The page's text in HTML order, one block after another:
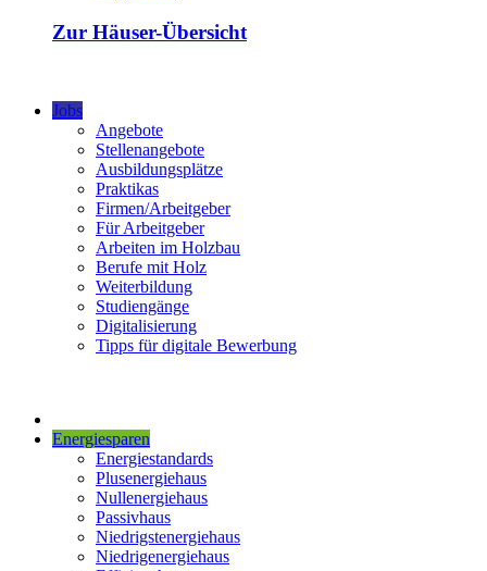
Zur Häuser-Übersicht
Jobs
Angebote
Stellenangebote
Ausbildungsplätze
Praktikas
Firmen/Arbeitgeber
Für Arbeitgeber
Arbeiten im Holzbau
Berufe mit Holz
Weiterbildung
Studiengänge
Digitalisierung
Tipps für digitale Bewerbung
Energiesparen
Energiestandards
Plusenergiehaus
Nullenergiehaus
Passivhaus
Niedrigstenergiehaus
Niedrigenergiehaus